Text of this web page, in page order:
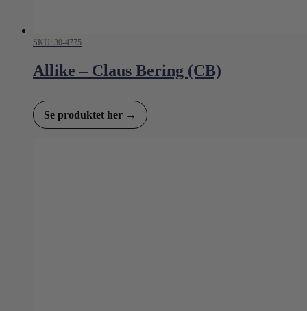
SKU: 30-4775
Allike – Claus Bering (CB)
Se produktet her →